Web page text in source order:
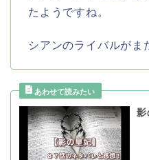
たようですね。
シアンのライバルがま
影